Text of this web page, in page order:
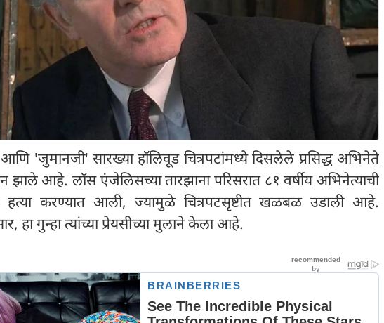
'जुमानजी' सारख्या हॉलिवूड चित्रपटांमध्ये दिसलेले प्रसिद्ध अभिनेते
झाले आहे. लॉस एंजेलिसच्या तारझाना परिसरात ८१ वर्षीय अभिनेत्याची
करण्यात आली, ज्यामुळे चित्रपटसृष्टीत खळबळ उडाली आहे.
हा गुन्हा त्यांच्या प्रेयसीच्या मुलाने केला आहे.